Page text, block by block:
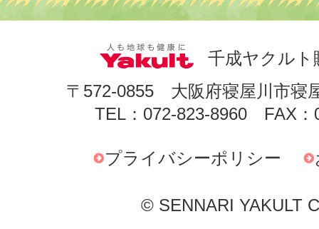
千成ヤクルト
〒572-0855 大阪府寝屋川市寝
TEL：072-823-8960 FAX：
プライバシーポリシー
© SENNARI YAKULT